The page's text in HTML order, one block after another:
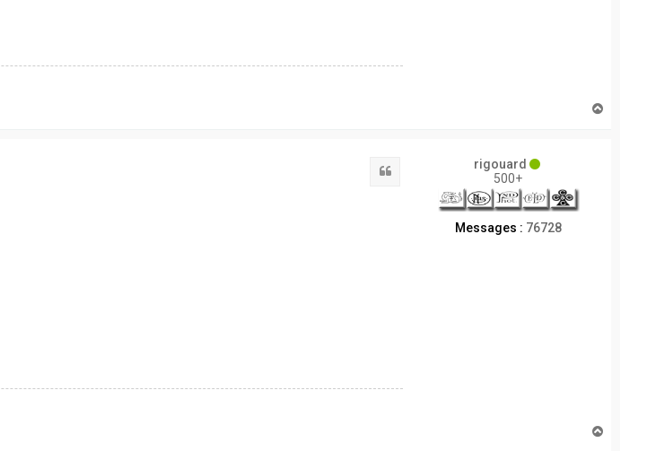
rigouard
500+
Messages : 76728